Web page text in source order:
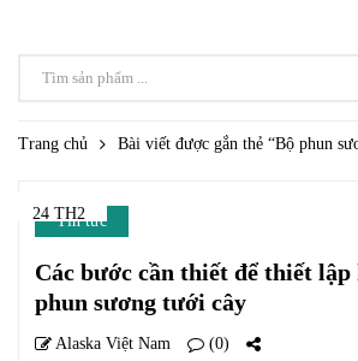
Trang chủ Bài viết được gắn thẻ “Bộ phun
24 TH2
Tin tức
Các bước cần thiết để thiết lập
phun sương tưới cây
Alaska Việt Nam (0)